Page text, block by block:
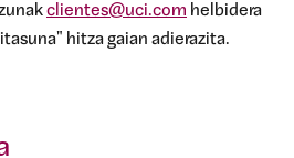
clientes@uci.com helbidera
hitza gaian adierazita.